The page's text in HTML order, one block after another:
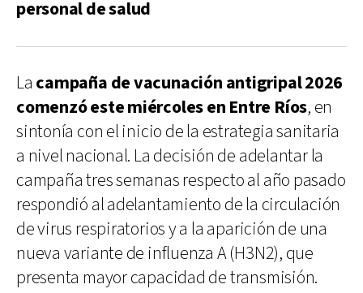
personal de salud
La campaña de vacunación antigripal 2026
comenzó este miércoles en Entre Ríos, en
sintonía con el inicio de la estrategia sanitaria
a nivel nacional. La decisión de adelantar la
campaña tres semanas respecto al año pasado
respondió al adelantamiento de la circulación
de virus respiratorios y a la aparición de una
nueva variante de influenza A (H3N2), que
presenta mayor capacidad de transmisión.